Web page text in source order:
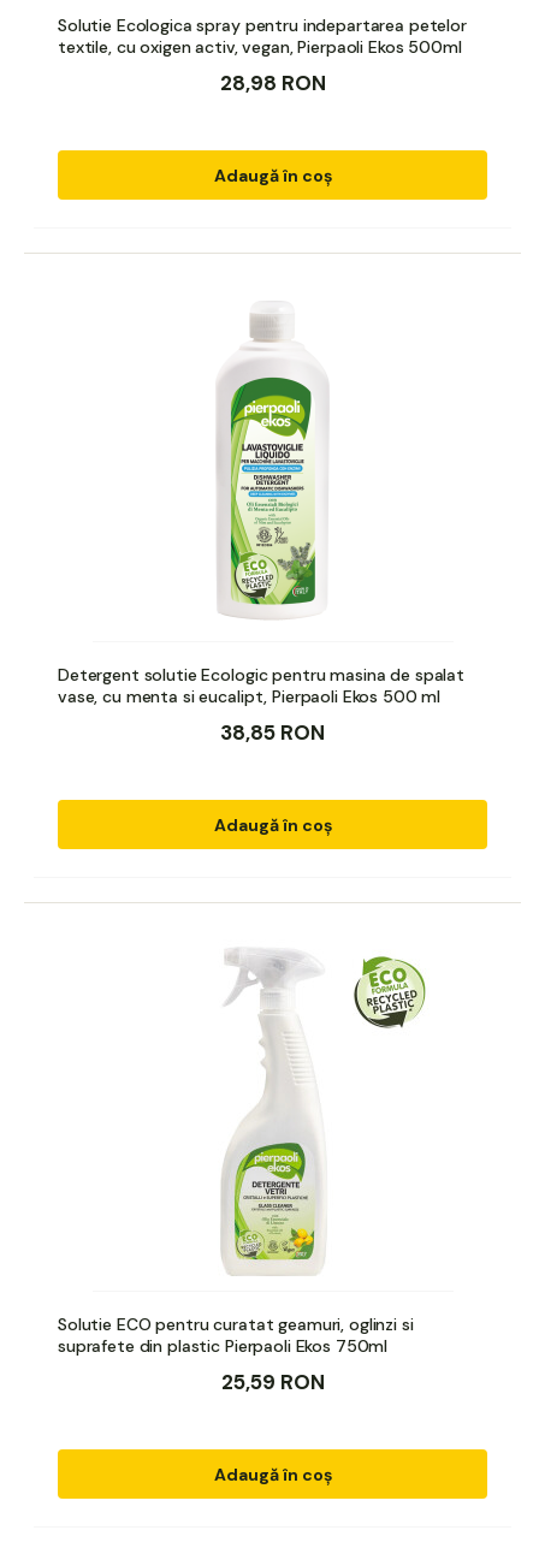
Solutie Ecologica spray pentru indepartarea petelor
textile, cu oxigen activ, vegan, Pierpaoli Ekos 500ml
28,98 RON
Adaugă în coș
Detergent solutie Ecologic pentru masina de spalat
vase, cu menta si eucalipt, Pierpaoli Ekos 500 ml
38,85 RON
Adaugă în coș
Solutie ECO pentru curatat geamuri, oglinzi si
suprafete din plastic Pierpaoli Ekos 750ml
25,59 RON
Adaugă în coș